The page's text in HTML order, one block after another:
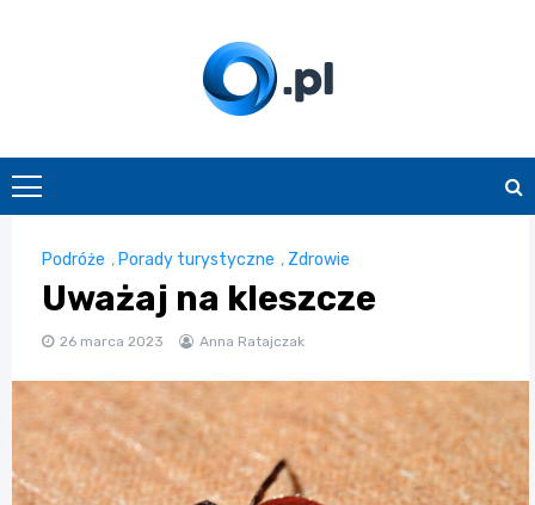
O.pl
Podróże , Porady turystyczne , Zdrowie
Uważaj na kleszcze
26 marca 2023 Anna Ratajczak